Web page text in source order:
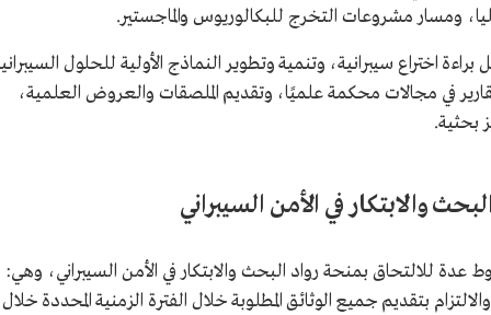
ومسار مشروعات التخرج للبكالوريوس والماجستير.
اختراع سيبرانية، وتنمية وتطوير النماذج الأولية للحلول
في مجالات محكمة علميًا، وتقديم الملصقات والعروض العلمية،
بحثية.
والابتكار في الأمن السيبراني
عدة للالتحاق بمنحة رواد البحث والابتكار في الأمن السيبراني، وهي:
بتقديم جميع الوثائق المطلوبة خلال الفترة الزمنية المحددة خلال